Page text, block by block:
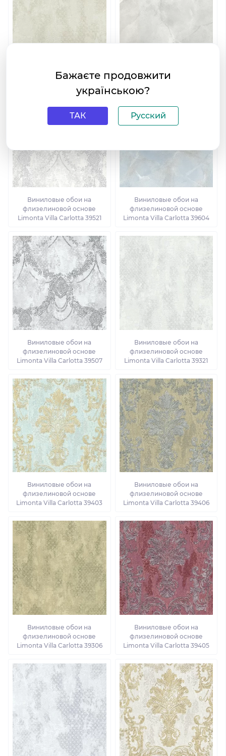
Limonta Villa Carlotta 39302
Limonta Villa Carlotta 39607
Виниловые обои на
флизелиновой основе
Limonta Villa Carlotta 39521
Виниловые обои на
флизелиновой основе
Limonta Villa Carlotta 39604
Виниловые обои на
флизелиновой основе
Limonta Villa Carlotta 39507
Виниловые обои на
флизелиновой основе
Limonta Villa Carlotta 39321
Виниловые обои на
флизелиновой основе
Limonta Villa Carlotta 39403
Виниловые обои на
флизелиновой основе
Limonta Villa Carlotta 39406
Виниловые обои на
флизелиновой основе
Limonta Villa Carlotta 39306
Виниловые обои на
флизелиновой основе
Limonta Villa Carlotta 39405
Бажаєте продовжити
українською?
ТАК Русский